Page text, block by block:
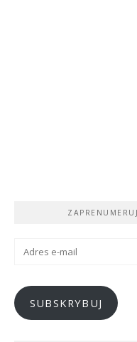
Adres
SUBSKRYBUJ